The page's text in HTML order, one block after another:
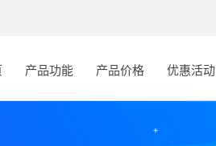
(current)
产品功能 产品价格 优惠活动